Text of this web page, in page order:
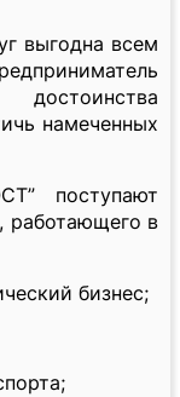
выгодна всем
намеченных
поступают
работающего в
бизнес;